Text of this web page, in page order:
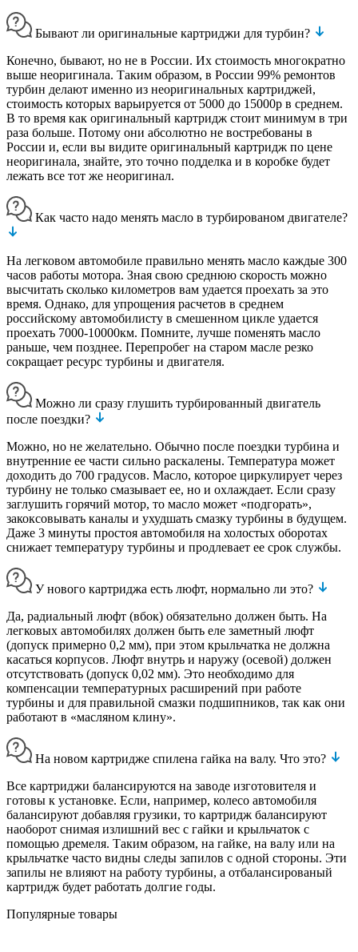
Бывают ли оригинальные картриджи для турбин?
Конечно, бывают, но не в России. Их стоимость многократно
выше неоригинала. Таким образом, в России 99% ремонтов
турбин делают именно из неоригинальных картриджей,
стоимость которых варьируется от 5000 до 15000р в среднем.
В то время как оригинальный картридж стоит минимум в три
раза больше. Потому они абсолютно не востребованы в
России и, если вы видите оригинальный картридж по цене
неоригинала, знайте, это точно подделка и в коробке будет
лежать все тот же неоригинал.
Как часто надо менять масло в турбированом двигателе?
На легковом автомобиле правильно менять масло каждые 300
часов работы мотора. Зная свою среднюю скорость можно
высчитать сколько километров вам удается проехать за это
время. Однако, для упрощения расчетов в среднем
российскому автомобилисту в смешенном цикле удается
проехать 7000-10000км. Помните, лучше поменять масло
раньше, чем позднее. Перепробег на старом масле резко
сокращает ресурс турбины и двигателя.
Можно ли сразу глушить турбированный двигатель
после поездки?
Можно, но не желательно. Обычно после поездки турбина и
внутренние ее части сильно раскалены. Температура может
доходить до 700 градусов. Масло, которое циркулирует через
турбину не только смазывает ее, но и охлаждает. Если сразу
заглушить горячий мотор, то масло может «подгорать»,
закоксовывать каналы и ухудшать смазку турбины в будущем.
Даже 3 минуты простоя автомобиля на холостых оборотах
снижает температуру турбины и продлевает ее срок службы.
У нового картриджа есть люфт, нормально ли это?
Да, радиальный люфт (вбок) обязательно должен быть. На
легковых автомобилях должен быть еле заметный люфт
(допуск примерно 0,2 мм), при этом крыльчатка не должна
касаться корпусов. Люфт внутрь и наружу (осевой) должен
отсутствовать (допуск 0,02 мм). Это необходимо для
компенсации температурных расширений при работе
турбины и для правильной смазки подшипников, так как они
работают в «масляном клину».
На новом картридже спилена гайка на валу. Что это?
Все картриджи балансируются на заводе изготовителя и
готовы к установке. Если, например, колесо автомобиля
балансируют добавляя грузики, то картридж балансируют
наоборот снимая излишний вес с гайки и крыльчаток с
помощью дремеля. Таким образом, на гайке, на валу или на
крыльчатке часто видны следы запилов с одной стороны. Эти
запилы не влияют на работу турбины, а отбалансированый
картридж будет работать долгие годы.
Популярные товары